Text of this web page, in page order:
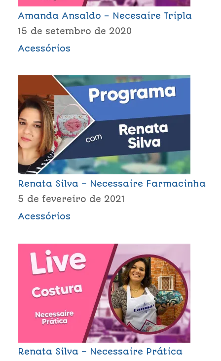
Amanda Ansaldo – Necesaire Tripla
15 de setembro de 2020
Acessórios
Renata Silva – Necessaire Farmacinha
5 de fevereiro de 2021
Acessórios
Renata Silva – Necessaire Prática